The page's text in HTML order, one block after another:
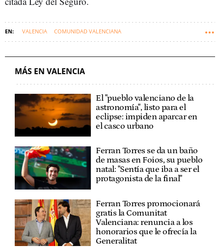
VALENCIA COMUNIDAD VALENCIANA
MÁS EN VALENCIA
El "pueblo valenciano de la
astronomía", listo para el
eclipse: impiden aparcar en
el casco urbano
Ferran Torres se da un baño
de masas en Foios, su pueblo
natal: "Sentía que iba a ser el
protagonista de la final"
Ferran Torres promocionará
gratis la Comunitat
Valenciana: renuncia a los
honorarios que le ofrecía la
Generalitat